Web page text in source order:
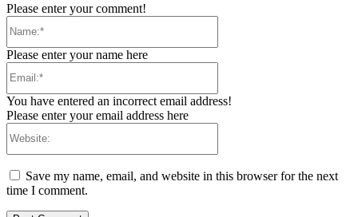
Please enter your comment!
Please enter your name here
You have entered an incorrect email address!
Please enter your email address here
Save my name, email, and website in this browser for the next
time I comment.